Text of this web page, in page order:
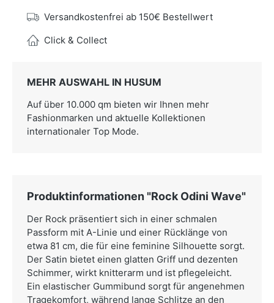
Versandkostenfrei ab 150€ Bestellwert
Click & Collect
MEHR AUSWAHL IN HUSUM
Auf über 10.000 qm bieten wir Ihnen mehr
Fashionmarken und aktuelle Kollektionen
internationaler Top Mode.
Produktinformationen "Rock Odini Wave"
Der Rock präsentiert sich in einer schmalen
Passform mit A-Linie und einer Rücklänge von
etwa 81 cm, die für eine feminine Silhouette sorgt.
Der Satin bietet einen glatten Griff und dezenten
Schimmer, wirkt knitterarm und ist pflegeleicht.
Ein elastischer Gummibund sorgt für angenehmen
Tragekomfort, während lange Schlitze an den